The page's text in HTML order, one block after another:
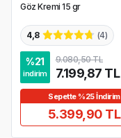
Göz Kremi 15 gr
4,8 (4)
%21
indirim
9.080,50 TL
7.199,87 TL
Sepette %25 İndirim
5.399,90 TL